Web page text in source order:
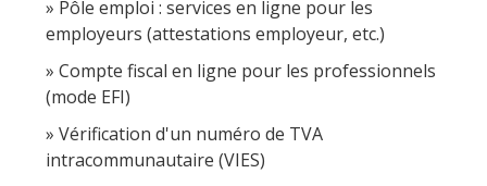
Pôle emploi : services en ligne pour les
employeurs (attestations employeur, etc.)
Compte fiscal en ligne pour les professionnels
(mode EFI)
Vérification d'un numéro de TVA
intracommunautaire (VIES)